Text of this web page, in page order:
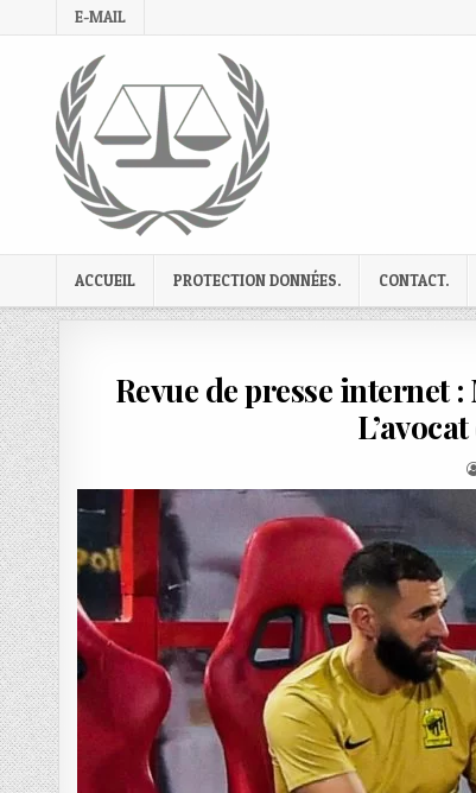
to
E-MAIL
ACCUEIL PROTECTION DONNÉES. CONTACT.
Revue de presse